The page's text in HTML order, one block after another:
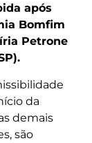
após
Bomfim
Petrone
da
demais
são